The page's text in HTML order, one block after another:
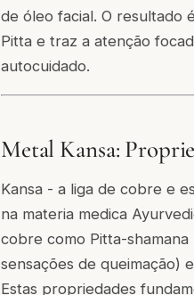
de óleo facial. O resultado
Pitta e traz a atenção
autocuidado.
Metal Kansa:
Kansa - a liga de cobre e
na materia medica
cobre como Pitta-
sensações de queimação)
Estas propriedades